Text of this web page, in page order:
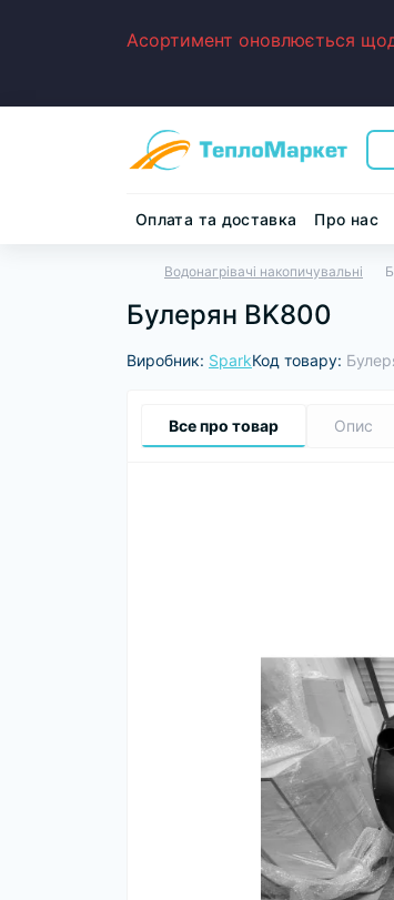
Асортимент оновлюється
Оплата та доставка Про нас
Водонагрівачі накопичувальні
Булерян BK800
Виробник: SparkКод товару:
Все про товар Опис